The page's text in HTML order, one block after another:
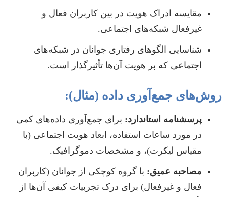
مقایسه ادراک هویت در بین کاربران فعال و
غیرفعال شبکه‌های اجتماعی.
شناسایی الگوهای رفتاری جوانان در شبکه‌های
اجتماعی که بر هویت آن‌ها تأثیرگذار است.
روش‌های جمع‌آوری داده (مثال):
پرسشنامه استاندارد: برای جمع‌آوری داده‌های کمی
در مورد ساعات استفاده، ابعاد هویت اجتماعی (با
مقیاس لیکرت)، و مشخصات دموگرافیک.
مصاحبه عمیق: با گروه کوچکی از جوانان (کاربران
فعال و غیرفعال) برای درک تجربیات کیفی آن‌ها از